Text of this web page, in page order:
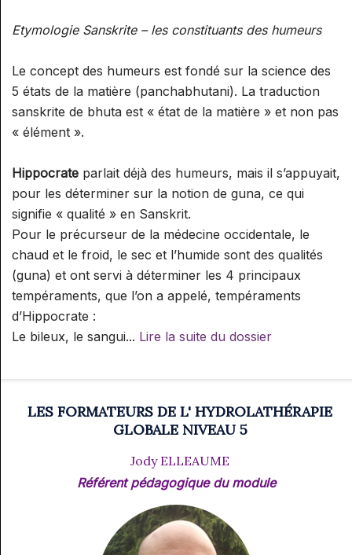
Etymologie Sanskrite – les constituants des humeurs
Le concept des humeurs est fondé sur la science des
5 états de la matière (panchabhutani). La traduction
sanskrite de bhuta est « état de la matière » et non pas
« élément ».
Hippocrate parlait déjà des humeurs, mais il s’appuyait,
pour les déterminer sur la notion de guna, ce qui
signifie « qualité » en Sanskrit.
Pour le précurseur de la médecine occidentale, le
chaud et le froid, le sec et l’humide sont des qualités
(guna) et ont servi à déterminer les 4 principaux
tempéraments, que l’on a appelé, tempéraments
d’Hippocrate :
Le bileux, le sangui... Lire la suite du dossier
LES FORMATEURS DE L' HYDROLATHÉRAPIE
GLOBALE NIVEAU 5
Jody ELLEAUME
Référent pédagogique du module